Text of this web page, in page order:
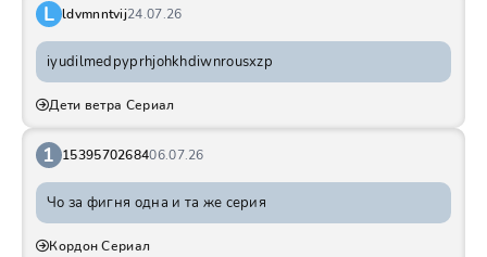
L ldvmnntvij24.07.26
iyudilmedpyprhjohkhdiwnrousxzp
Дети ветра Сериал
1 1539570268406.07.26
Чо за фигня одна и та же серия
Кордон Сериал